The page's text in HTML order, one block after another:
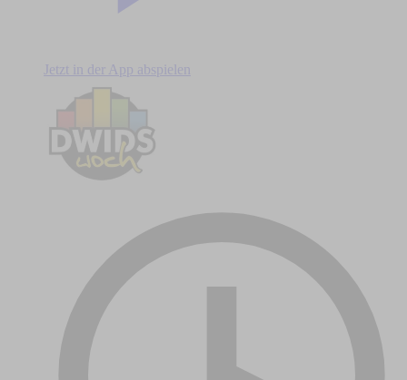
Jetzt in der App abspielen